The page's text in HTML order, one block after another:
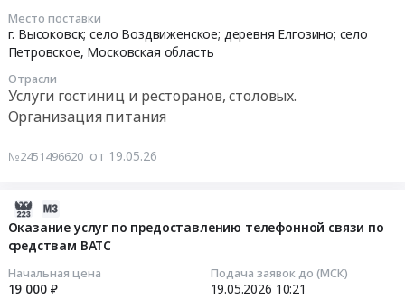
Место поставки
г. Высоковск; село Воздвиженское; деревня Елгозино; село
Петровское, Московская область
Отрасли
Услуги гостиниц и ресторанов, столовых.
Организация питания
№2451496620 от 19.05.26
Оказание услуг по предоставлению телефонной связи по
средствам ВАТС
Начальная цена
19 000 ₽
Подача заявок до (МСК)
19.05.2026 10:21